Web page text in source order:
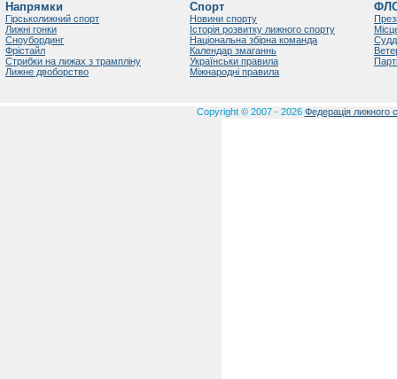
Напрямки
Гірськолижний спорт
Лижні гонки
Сноубординг
Фрістайл
Стрибки на лижах з трампліну
Лижне двоборство
Спорт
Новини спорту
Історія розвитку лижного спорту
Національна збірна команда
Календар змаганнь
Українськи правила
Міжнародні правила
Copyright © 2007 - 2026 Федерація лижного